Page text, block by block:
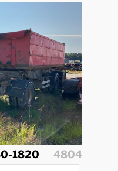
1820
4804